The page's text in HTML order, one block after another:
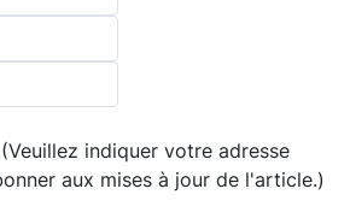
indiquer votre adresse
aux mises à jour de l'article.)